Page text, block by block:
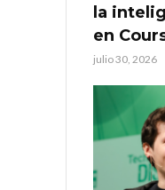
la
en
julio 30, 2026